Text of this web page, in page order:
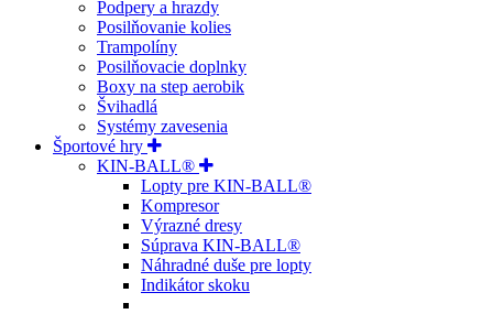
Podpery a hrazdy
Posilňovanie kolies
Trampolíny
Posilňovacie doplnky
Boxy na step aerobik
Švihadlá
Systémy zavesenia
Športové hry
KIN-BALL®
Lopty pre KIN-BALL®
Kompresor
Výrazné dresy
Súprava KIN-BALL®
Náhradné duše pre lopty
Indikátor skoku